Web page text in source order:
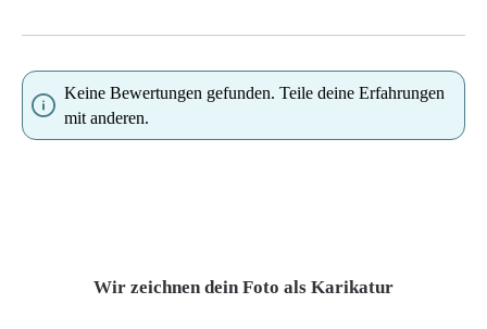
Keine Bewertungen gefunden. Teile deine Erfahrungen
mit anderen.
Wir zeichnen dein Foto als Karikatur